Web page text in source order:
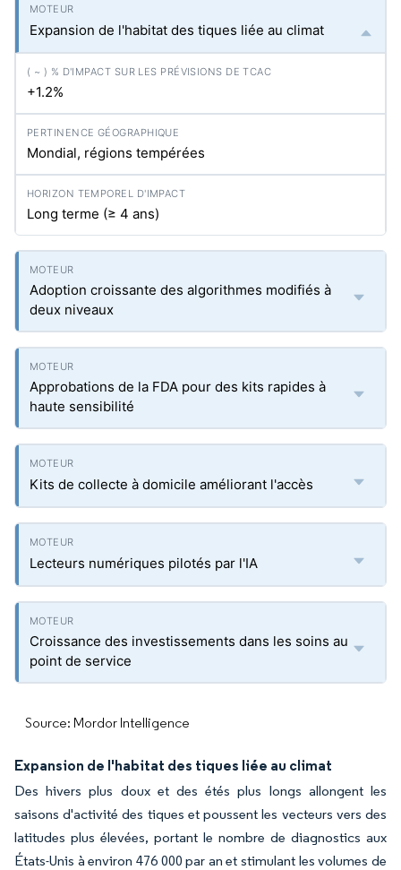
Expansion de l'habitat des tiques liée au climat
+1.2%
Mondial, régions tempérées
Long terme (≥ 4 ans)
Adoption croissante des algorithmes modifiés à
deux niveaux
Approbations de la FDA pour des kits rapides à
haute sensibilité
Kits de collecte à domicile améliorant l'accès
Lecteurs numériques pilotés par l'IA
Croissance des investissements dans les soins au
point de service
Source: Mordor Intelligence
Expansion de l'habitat des tiques liée au climat
Des hivers plus doux et des étés plus longs allongent les
saisons d'activité des tiques et poussent les vecteurs vers des
latitudes plus élevées, portant le nombre de diagnostics aux
États-Unis à environ 476 000 par an et stimulant les volumes de